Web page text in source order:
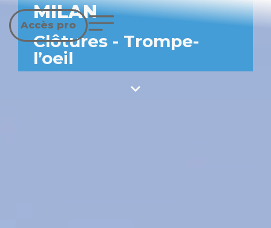
Accès pro
MILAN
Clôtures - Trompe-
l’oeil